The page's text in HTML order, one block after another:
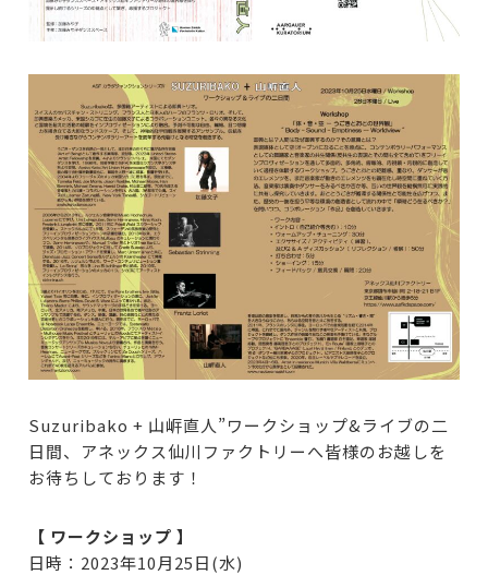
Suzuribako + 山㟁直人”ワークショップ&ライブの二
日間、アネックス仙川ファクトリーへ皆様のお越しを
お待ちしております！
【 ワークショップ 】
日時：2023年10月25日(水)